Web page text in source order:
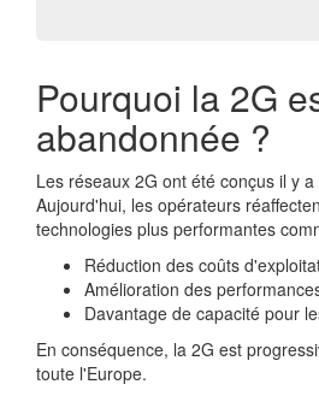
Pourquoi la 2G
abandonnée ?
Les réseaux 2G ont été conçus il y
Aujourd'hui, les opérateurs
technologies plus performantes
Réduction des coûts
Amélioration des
Davantage de capacité pour
En conséquence, la 2G est
toute l'Europe.